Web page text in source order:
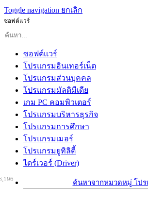
Toggle navigation ยกเลิก
ซอฟต์แวร์
ซอฟต์แวร์
โปรแกรมอินเทอร์เน็ต
โปรแกรมส่วนบุคคล
โปรแกรมมัลติมีเดีย
เกม PC คอมพิวเตอร์
โปรแกรมบริหารธุรกิจ
โปรแกรมการศึกษา
โปรแกรมเมอร์
โปรแกรมยูทิลิตี้
ไดร์เวอร์ (Driver)
ค้นหาจากหมวดหมู่ โปร